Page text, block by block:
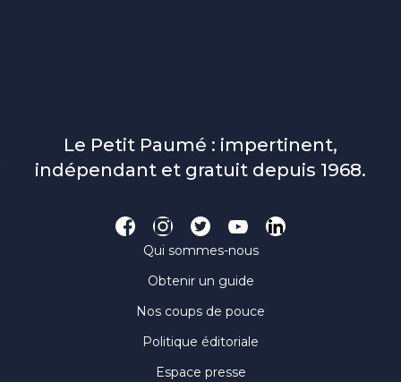
Le Petit Paumé : impertinent,
indépendant et gratuit depuis 1968.
Qui sommes-nous
Obtenir un guide
Nos coups de pouce
Politique éditoriale
Espace presse